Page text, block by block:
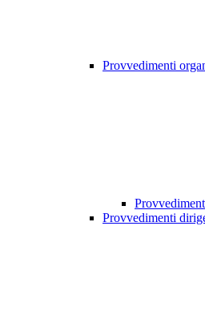
Provvedimenti
Provvedimenti